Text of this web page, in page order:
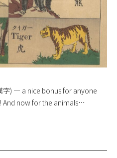
字) — a nice bonus for anyone
And now for the animals…